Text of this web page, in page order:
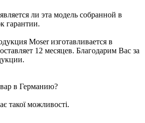
ли эта модель собранной в
гарантии.
Moser изготавливается в
12 месяцев. Благодарим Вас за
в Германию?
такої можливості.